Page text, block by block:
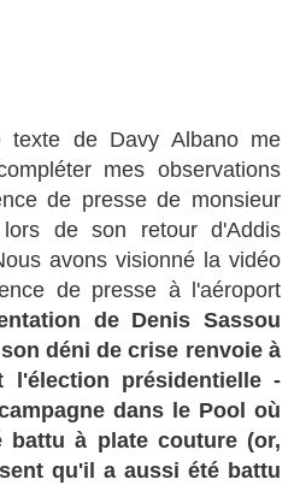
texte de Davy Albano me
mes observations
de presse de monsieur
de son retour d'Addis
avons visionné la vidéo
de presse à l'aéroport
de Denis Sassou
déni de crise renvoie à
l'élection présidentielle -
dans le Pool où
battu à plate couture (or,
qu'il a aussi été battu